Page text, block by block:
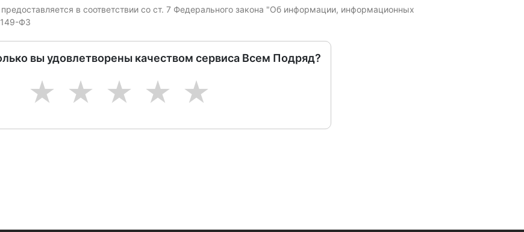
в соответствии со ст. 7 Федерального закона "Об информации, информационных
149-ФЗ
вы удовлетворены качеством сервиса Всем Подряд?
5
4
3
2
1